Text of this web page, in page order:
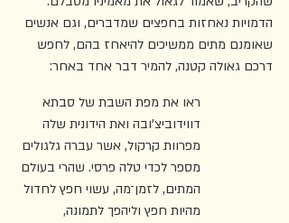
הדמויות נאחזות בחפצים שמדברים, וגם אנשים
שאומנם מתים ממשיכים להיאחז בהם, לחפש
דרכם גאולה קטנה, להמיר דבר אחד באחר:
ראו את מפת השבת של סבתא
דווידוביצ'ובה ואת הידונית שלה
מפרוות קרקול, אשר עברה גלגולים
מספר לכדי טלה פרסי. שהרי בעולם
המתים, לזמן־מה, עשוי חפץ לחדול
מהיות חפץ וליהפך לתמונה,